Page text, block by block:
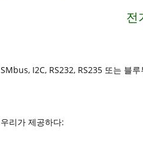
전
SMbus, I2C, RS232, RS235 또는 블
우리가 제공하다: